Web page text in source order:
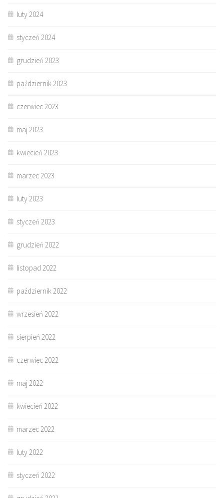
luty 2024
styczeń 2024
grudzień 2023
październik 2023
czerwiec 2023
maj 2023
kwiecień 2023
marzec 2023
luty 2023
styczeń 2023
grudzień 2022
listopad 2022
październik 2022
wrzesień 2022
sierpień 2022
czerwiec 2022
maj 2022
kwiecień 2022
marzec 2022
luty 2022
styczeń 2022